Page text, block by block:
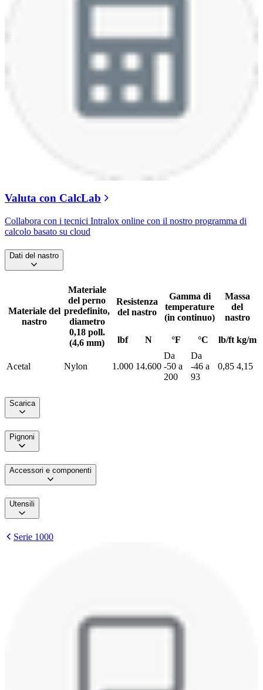
Valuta con CalcLab
Collabora con i tecnici Intralox online con il nostro programma di
calcolo basato su cloud
Dati del nastro
Materiale del
nastro
Materiale
del perno
predefinito,
diametro
0,18 poll.
(4,6 mm)
Resistenza
del nastro
Gamma di
temperature
(in continuo)
Massa
del
nastro
lbf N °F °C lb/ft kg/m
Acetal Nylon 1.000 14.600
Da
-50 a
200
Da
-46 a
93
0,85 4,15
Scarica
Pignoni
Accessori e componenti
Utensili
Serie 1000